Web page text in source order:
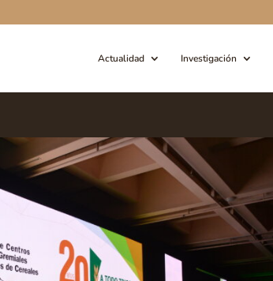
Actualidad Investigación